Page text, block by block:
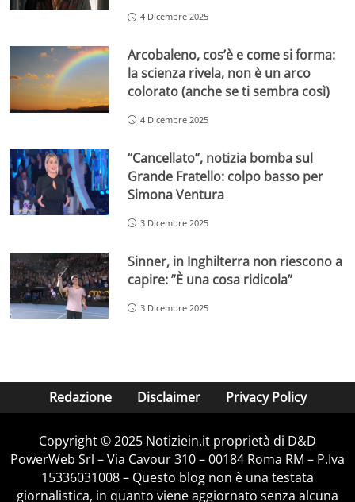
4 Dicembre 2025
Arcobaleno, cos’è e come si forma:
la scienza rivela, non è un arco
colorato (anche se ti sembra così)
4 Dicembre 2025
“Cancellato”, notizia bomba sul
Grande Fratello: colpo basso per
Simona Ventura
3 Dicembre 2025
Sinner, in Inghilterra non riescono a
capire: ”È una cosa ridicola”
3 Dicembre 2025
Redazione Disclaimer Privacy Policy
Copyright © 2025 Notiziein.it proprietà di D&D
PowerWeb Srl – Via Cavour 310 – 00184 Roma RM – P.Iva
15336031008 – Questo blog non è una testata
giornalistica, in quanto viene aggiornato senza alcuna